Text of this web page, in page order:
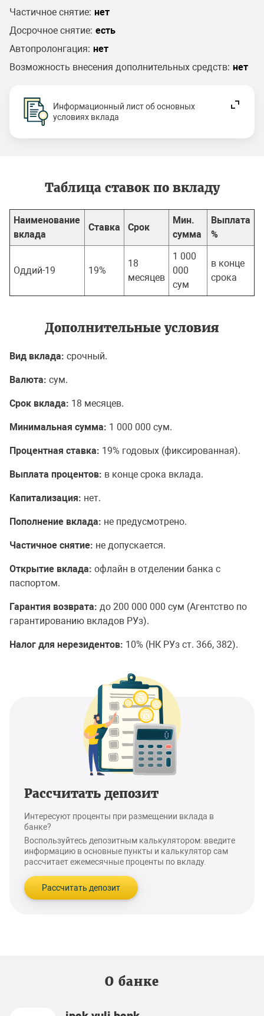
Частичное снятие: нет
Досрочное снятие: есть
Автопролонгация: нет
Возможность внесения дополнительных средств: нет
Информационный лист об основных
условиях вклада
Таблица ставок по вкладу
Наименование
вклада
Ставка Срок
Мин.
сумма
Выплата
%
Оддий-19 19%
18
месяцев
1 000
000
сум
в конце
срока
Дополнительные условия
Вид вклада: срочный.
Валюта: сум.
Срок вклада: 18 месяцев.
Минимальная сумма: 1 000 000 сум.
Процентная ставка: 19% годовых (фиксированная).
Выплата процентов: в конце срока вклада.
Капитализация: нет.
Пополнение вклада: не предусмотрено.
Частичное снятие: не допускается.
Открытие вклада: офлайн в отделении банка с
паспортом.
Гарантия возврата: до 200 000 000 сум (Агентство по
гарантированию вкладов РУз).
Налог для нерезидентов: 10% (НК РУз ст. 366, 382).
Рассчитать депозит
Интересуют проценты при размещении вклада в
банке?
Воспользуйтесь депозитным калькулятором: введите
информацию в основные пункты и калькулятор сам
рассчитает ежемесячные проценты по вкладу.
Рассчитать депозит
О банке